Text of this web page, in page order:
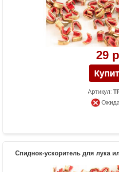
29
Артикул:
Спиднок-ускоритель для лука